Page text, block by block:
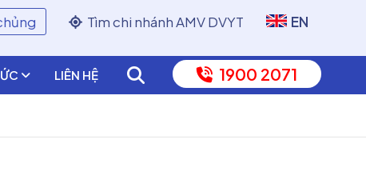
Tìm chi nhánh AMV DVYT EN
LIÊN HỆ 1900 2071